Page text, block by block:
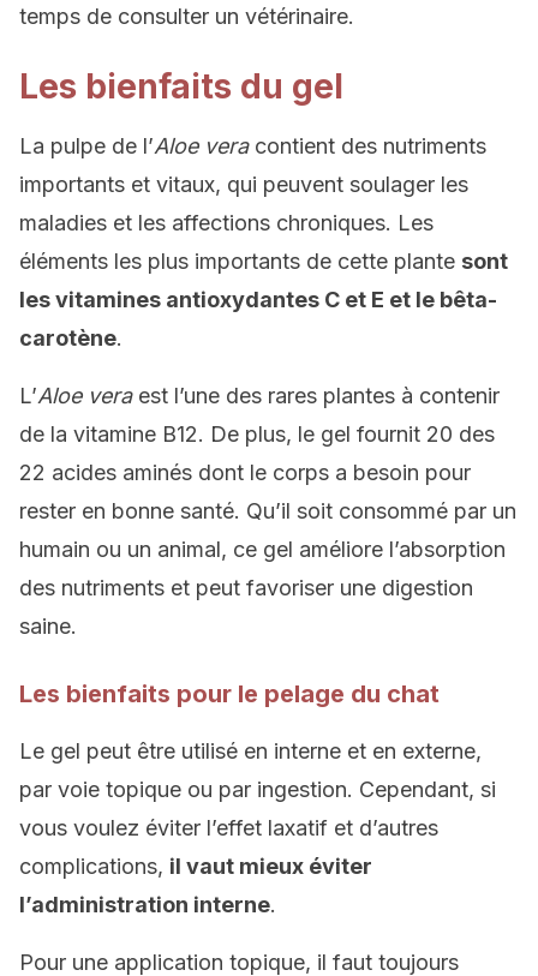
temps de consulter un vétérinaire.
Les bienfaits du gel
La pulpe de l’Aloe veracontient des nutriments
importants et vitaux, qui peuvent soulager les
maladies et les affections chroniques. Les
éléments les plus importants de cette plante sont
les vitamines antioxydantes C et E et le bêta-
carotène.
L’Aloe veraest l’une des rares plantes à contenir
de la vitamine B12. De plus, le gel fournit 20 des
22 acides aminés dont le corps a besoin pour
rester en bonne santé. Qu’il soit consommé par un
humain ou un animal, ce gel améliore l’absorption
des nutriments et peut favoriser une digestion
saine.
Les bienfaits pour le pelage du chat
Le gel peut être utilisé en interne et en externe,
par voie topique ou par ingestion. Cependant, si
vous voulez éviter l’effet laxatif et d’autres
complications, il vaut mieux éviter
l’administration interne.
Pour une application topique, il faut toujours